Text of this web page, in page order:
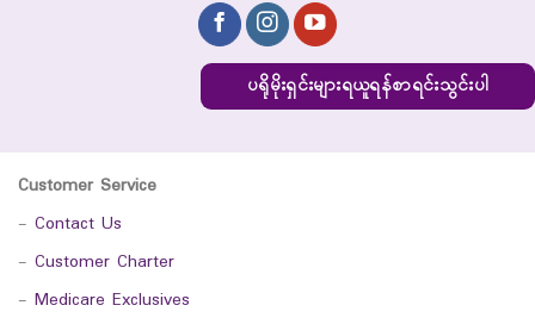
ပရိုမိုးရှင်းများရယူရန်စာရင်းသွင်းပါ
Customer Service
- Contact Us
- Customer Charter
- Medicare Exclusives